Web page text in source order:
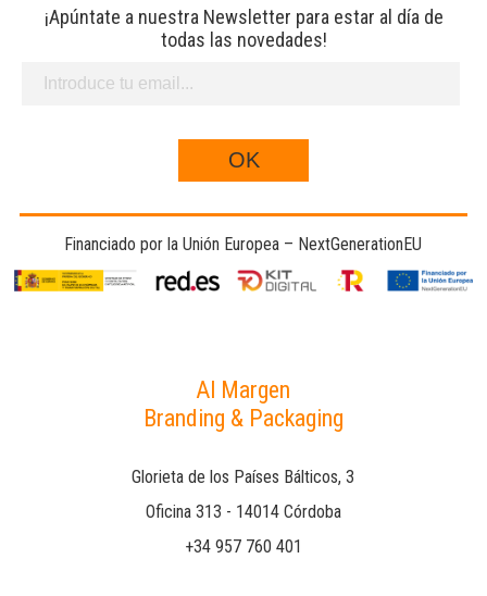
¡Apúntate a nuestra Newsletter para estar al día de
todas las novedades!
Financiado por la Unión Europea – NextGenerationEU
Al Margen
Branding & Packaging
Glorieta de los Países Bálticos, 3
Oficina 313 - 14014 Córdoba
+34 957 760 401